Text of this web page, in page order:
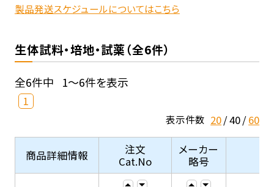
製品発送スケジュールについてはこちら
生体試料・培地・試薬（全6件）
全6件中 1～6件を表示
1
表示件数 20 40 60
商品詳細情報
注文
Cat.No
メーカー
略号